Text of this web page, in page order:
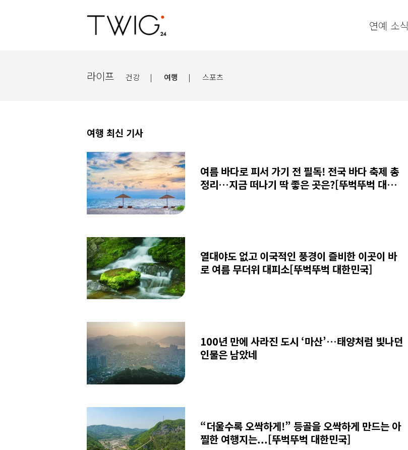
연예 소식
라이프 건강 | 여행 | 스포츠
여행 최신 기사
여름 바다로 피서 가기 전 필독! 전국 바다 축제 총
정리…지금 떠나기 딱 좋은 곳은?[뚜벅뚜벅 대한
열대야도 없고 이국적인 풍경이 즐비한 이곳이 바
로 여름 무더위 대피소[뚜벅뚜벅 대한민국]
100년 만에 사라진 도시 ‘마산’…태양처럼 빛나던
인물은 남았네
“더울수록 오싹하게!” 등골을 오싹하게 만드는 아
찔한 여행지는...[뚜벅뚜벅 대한민국]